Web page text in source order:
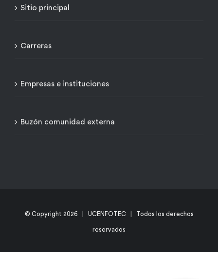
Sitio principal
Carreras
Empresas e instituciones
Buzón comunidad externa
© Copyright 2026 | UCENFOTEC | Todos los derechos
reservados